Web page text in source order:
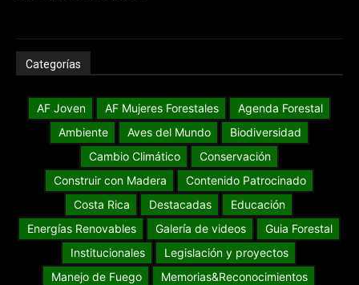
Categorías
AF Joven AF Mujeres Forestales
Agenda Forestal
Ambiente
Aves del Mundo
Biodiversidad
Cambio Climático
Conservación
Construir con Madera
Contenido Patrocinado
Costa Rica
Destacadas
Educación
Energías Renovables
Galería de videos
Guia Forestal
Institucionales
Legislación y proyectos
Manejo de Fuego
Memorias&Reconocimientos